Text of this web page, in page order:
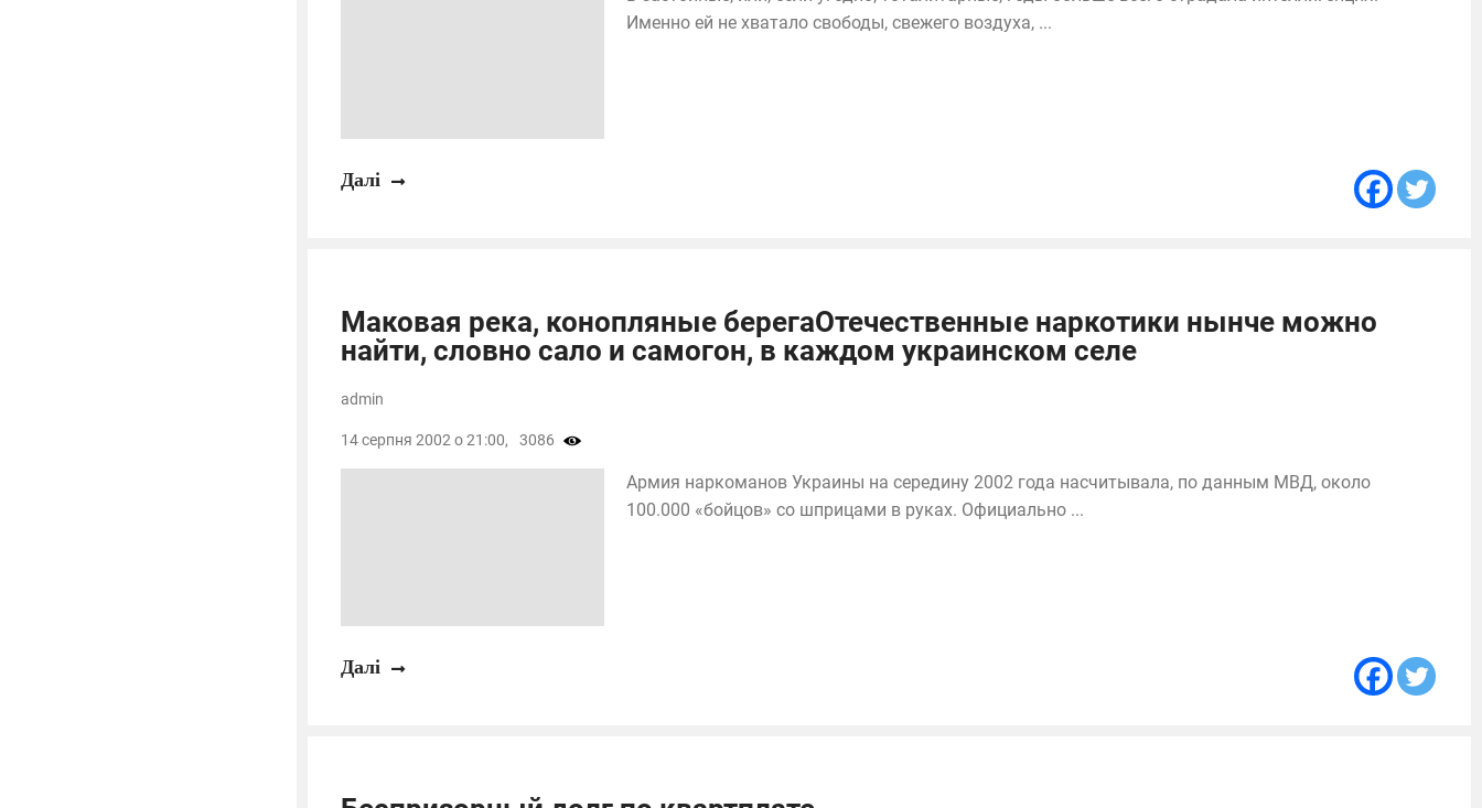
Именно ей не хватало свободы, свежего воздуха, ...
Далі
Маковая река, конопляные берегаОтечественные наркотики нынче можно
найти, словно сало и самогон, в каждом украинском селе
Армия наркоманов Украины на середину 2002 года насчитывала, по данным МВД, около
100.000 «бойцов» со шприцами в руках. Официально ...
admin
14 серпня 2002 о 21:00, 3086
Далі